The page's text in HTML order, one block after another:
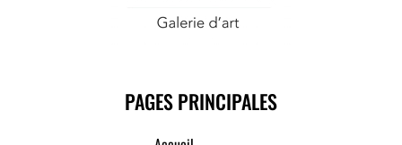
PAGES PRINCIPALES